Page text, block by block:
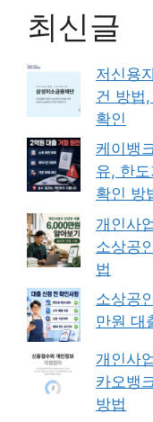
최신글
저신용
건 방법
확인
케이뱅
유, 한
확인 방
개인사
소상공
법
소상공
만원 대
개인사
카오뱅
방법